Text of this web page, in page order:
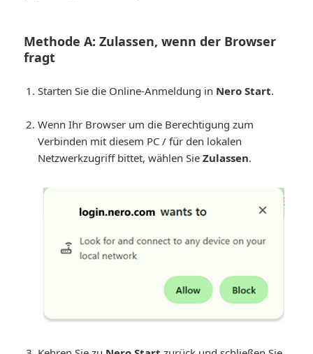
Methode A: Zulassen, wenn der Browser
fragt
Starten Sie die Online-Anmeldung in Nero Start.
Wenn Ihr Browser um die Berechtigung zum
Verbinden mit diesem PC / für den lokalen
Netzwerkzugriff bittet, wählen SieZulassen.